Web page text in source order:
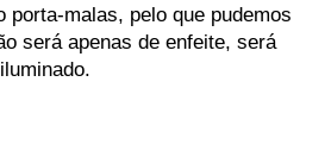
porta-malas, pelo que pudemos
será apenas de enfeite, será